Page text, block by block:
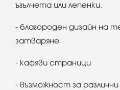
ъгълчета или лепенки.
- благороден дизайн на
затваряне
- кафяви страници
- възможност за